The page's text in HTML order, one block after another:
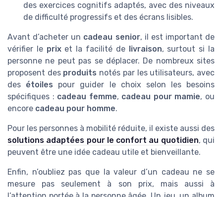
des exercices cognitifs adaptés, avec des niveaux
de difficulté progressifs et des écrans lisibles.
Avant d’acheter un cadeau senior, il est important de
vérifier le prixet la facilité de livraison, surtout si la
personne ne peut pas se déplacer. De nombreux sites
proposent des produits notés par les utilisateurs, avec
des étoiles pour guider le choix selon les besoins
spécifiques : cadeau femme, cadeau pour mamie, ou
encore cadeau pour homme.
Pour les personnes à mobilité réduite, il existe aussi des
solutions adaptées pour le confort au quotidien, qui
peuvent être une idée cadeau utile et bienveillante.
Enfin, n’oubliez pas que la valeur d’un cadeau ne se
mesure pas seulement à son prix, mais aussi à